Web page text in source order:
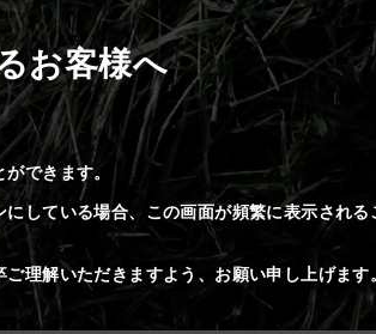
お客様へ
できます。
している場合、この画面が頻繁に表示される
理解いただきますよう、お願い申し上げます